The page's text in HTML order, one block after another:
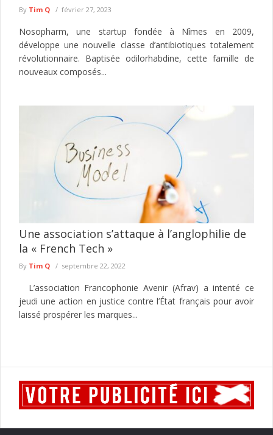
By Tim Q février 27, 2023
Nosopharm, une startup fondée à Nîmes en 2009,
développe une nouvelle classe d’antibiotiques totalement
révolutionnaire. Baptisée odilorhabdine, cette famille de
nouveaux composés...
Une association s’attaque à l’anglophilie de
la « French Tech »
By Tim Q septembre 22, 2022
L’association Francophonie Avenir (Afrav) a intenté ce
jeudi une action en justice contre l’État français pour avoir
laissé prospérer les marques...